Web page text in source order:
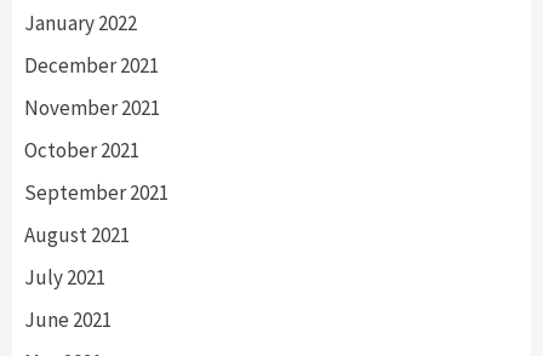
January 2022
December 2021
November 2021
October 2021
September 2021
August 2021
July 2021
June 2021